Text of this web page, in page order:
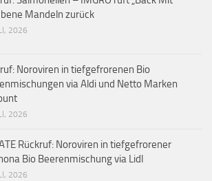
Mandeln zurück
2026
Noroviren in tiefgefrorenen Bio
via Aldi und Netto Marken
2026
Rückruf: Noroviren in tiefgefrorener
Bio Beerenmischung via Lidl
2026